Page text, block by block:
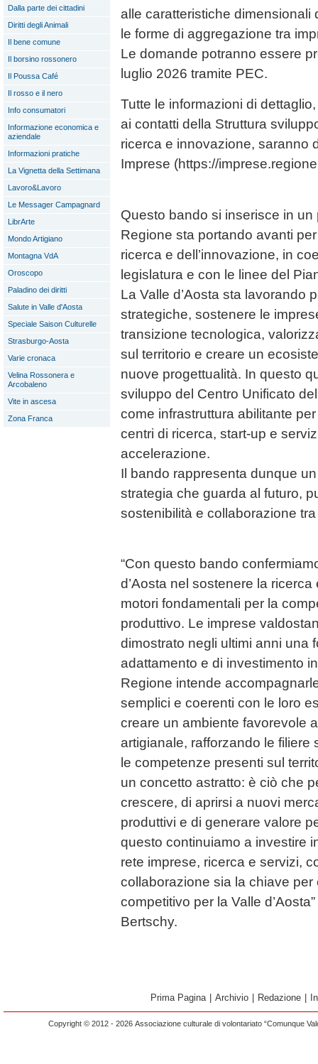
Dalla parte dei cittadini
Diritti degli Animali
Il bene comune
Il borsino rossonero
Il Poussa Café
Il rosso e il nero
Info consumatori
Informazione economica e
aziendale
Informazioni pratiche
La Vignetta della Settimana
Lavoro&Lavoro
Le Messager Campagnard
LibrArte
Mondo Artigiano
Montagna VdA
Oroscopo
Paladino dei diritti
Salute in Valle d'Aosta
Speciale Saison Culturelle
Strasburgo-Aosta
Varie cronaca
Velina Rossonera e
Arcobaleno
Vite in ascesa
Zona Franca
alle caratteristiche dimensionali
le forme di aggregazione tra
Le domande potranno essere
luglio 2026 tramite PEC.
Tutte le informazioni di
ai contatti della Struttura
ricerca e innovazione, saranno
Imprese (https://
Questo bando si inserisce in
Regione sta portando avanti
ricerca e dell’innovazione, in
legislatura e con le linee del
La Valle d’Aosta sta lavorando
strategiche, sostenere le
transizione tecnologica,
sul territorio e creare un
nuove progettualità. In questo
sviluppo del Centro Unificato
come infrastruttura abilitante
centri di ricerca, start-up e
accelerazione.
Il bando rappresenta dunque
strategia che guarda al futuro,
sostenibilità e collaborazione
“Con questo bando
d’Aosta nel sostenere la ricerca
motori fondamentali per la
produttivo. Le imprese
dimostrato negli ultimi anni una
adattamento e di investimento
Regione intende
semplici e coerenti con le loro
creare un ambiente favorevole
artigianale, rafforzando le filiere
le competenze presenti sul
un concetto astratto: è ciò che
crescere, di aprirsi a nuovi
produttivi e di generare valore
questo continuiamo a investire
rete imprese, ricerca e servizi,
collaborazione sia la chiave
competitivo per la Valle
Bertschy.
Prima Pagina Archivio Redazione
Copyright © 2012 - 2026 Associazione culturale di volontariato “Comunque